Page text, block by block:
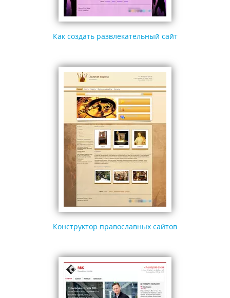
Как создать развлекательный сайт
Конструктор православных сайтов